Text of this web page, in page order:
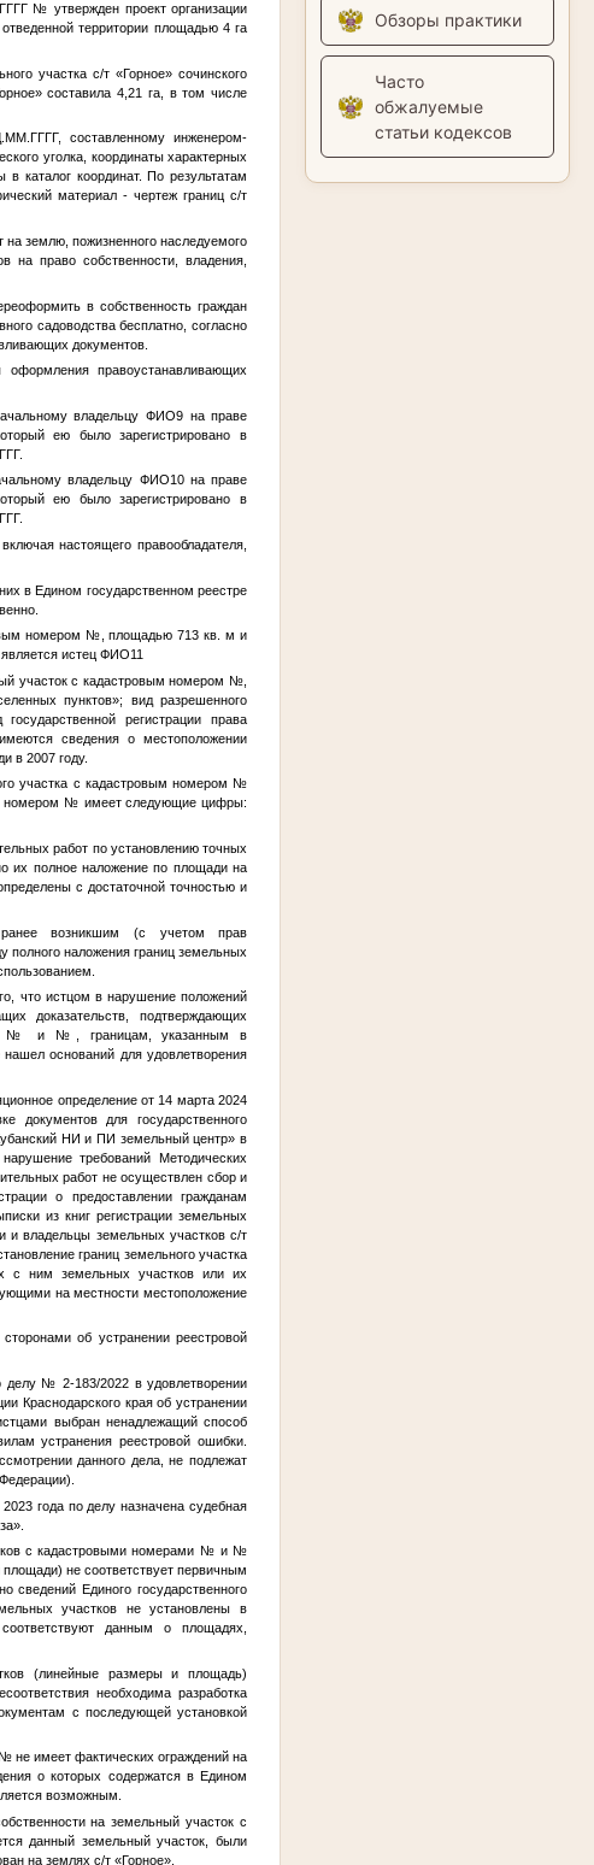
Обзоры практики
Часто
обжалуемые
статьи кодексов
№ утвержден проект организации
территории площадью 4 га
участка с/т «Горное» сочинского
составила 4,21 га, в том числе
, составленному инженером-
уголка, координаты характерных
каталог координат. По результатам
материал - чертеж границ с/т
землю, пожизненного наследуемого
на право собственности, владения,
в собственность граждан
садоводства бесплатно, согласно
документов.
правоустанавливающих
владельцу ФИО9на праве
ею было зарегистрировано в
.
владельцу ФИО10на праве
ею было зарегистрировано в
.
настоящего правообладателя,
в Едином государственном реестре
номером № , площадью 713 кв. м и
истец ФИО11
участок с кадастровым номером №
пунктов»; вид разрешенного
регистрации права
сведения о местоположении
в 2007 году.
участка с кадастровым номером №
номером № имеет следующие цифры:
работ по установлению точных
их полное наложение по площади на
с достаточной точностью и
возникшим (с учетом прав
полного наложения границ земельных
что истцом в нарушение положений
доказательств, подтверждающих
№ и №
, границам, указанным в
оснований для удовлетворения
определение от 14 марта 2024
документов для государственного
НИ и ПИ земельный центр» в
требований Методических
работ не осуществлен сбор и
о предоставлении гражданам
из книг регистрации земельных
и владельцы земельных участков с/т
границ земельного участка
с ним земельных участков или их
на местности местоположение
об устранении реестровой
делу № 2-183/2022 в удовлетворении
Краснодарского края об устранении
выбран ненадлежащий способ
устранения реестровой ошибки.
данного дела, не подлежат
года по делу назначена судебная
с кадастровыми номерами № и №
не соответствует первичным
Единого государственного
участков не установлены в
данным о площадях,
(линейные размеры и площадь)
необходима разработка
с последующей установкой
№не имеет фактических ограждений на
о которых содержатся в Едином
возможным.
на земельный участок с
данный земельный участок, были
на землях с/т «Горное».